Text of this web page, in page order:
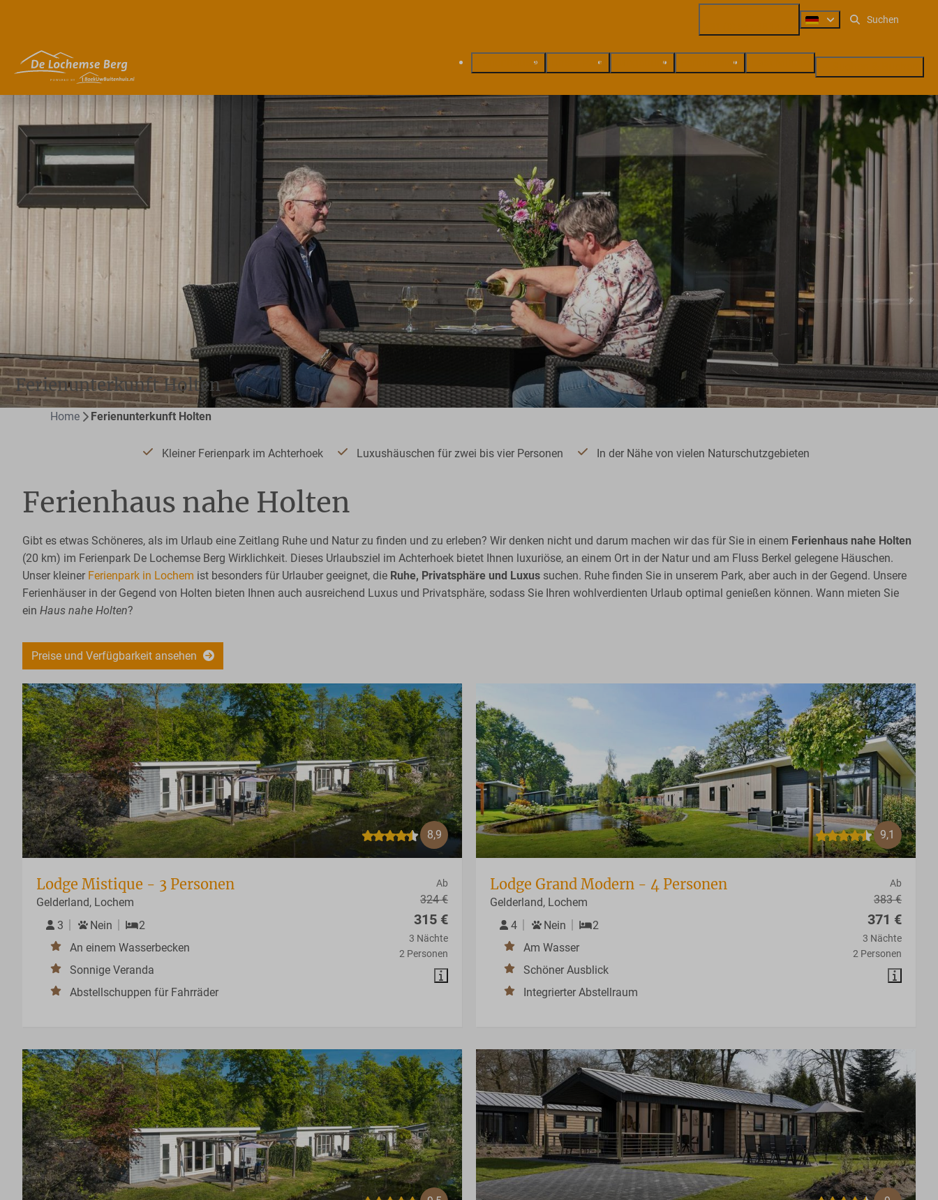
Ferienhäuser Unser Park Umgebung Ferienzeiten
Ferienunterkunft Holten
Home Ferienunterkunft Holten
Kleiner Ferienpark im Achterhoek Luxushäuschen für zwei bis vier Personen In der Nähe von vielen Naturschutzgebieten
Ferienhaus nahe Holten
Gibt es etwas Schöneres, als im Urlaub eine Zeitlang Ruhe und Natur zu finden und zu erleben? Wir denken nicht und darum machen wir das für Sie in einem Ferienhaus nahe Holten
(20 km) im Ferienpark De Lochemse Berg Wirklichkeit. Dieses Urlaubsziel im Achterhoek bietet Ihnen luxuriöse, an einem Ort in der Natur und am Fluss Berkel gelegene Häuschen.
Unser kleiner Ferienpark in Lochem ist besonders für Urlauber geeignet, die Ruhe, Privatsphäre und Luxus suchen. Ruhe finden Sie in unserem Park, aber auch in der Gegend. Unsere
Ferienhäuser in der Gegend von Holten bieten Ihnen auch ausreichend Luxus und Privatsphäre, sodass Sie Ihren wohlverdienten Urlaub optimal genießen können. Wann mieten Sie
einHaus nahe Holten?
Preise und Verfügbarkeit ansehen
8,9
Ab
324 €
315 €
3 Nächte
2 Personen
Lodge Mistique - 3 Personen
Gelderland, Lochem
3
Nein
2
An einem Wasserbecken
Sonnige Veranda
Abstellschuppen für Fahrräder
9,1
Ab
383 €
371 €
3 Nächte
2 Personen
Lodge Grand Modern - 4 Personen
Gelderland, Lochem
4
Nein
2
Am Wasser
Schöner Ausblick
Integrierter Abstellraum